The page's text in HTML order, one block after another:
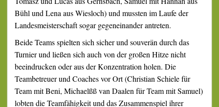
Bühl und Lena aus Wiesloch) und mussten im Laufe der
Landesmeisterschaft sogar gegeneinander antreten.
Beide Teams spielten sich sicher und souverän durch das
Turnier und ließen sich auch von der großen Hitze nicht
beeindrucken oder aus der Konzentration holen. Die
Teambetreuer und Coaches vor Ort (Christian Schiele für
Team mit Beni, Michaelßß van Daalen für Team mit Samuel)
lobten die Teamfähigkeit und das Zusammenspiel ihrer